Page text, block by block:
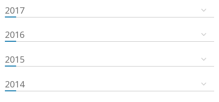
2017
2016
2015
2014